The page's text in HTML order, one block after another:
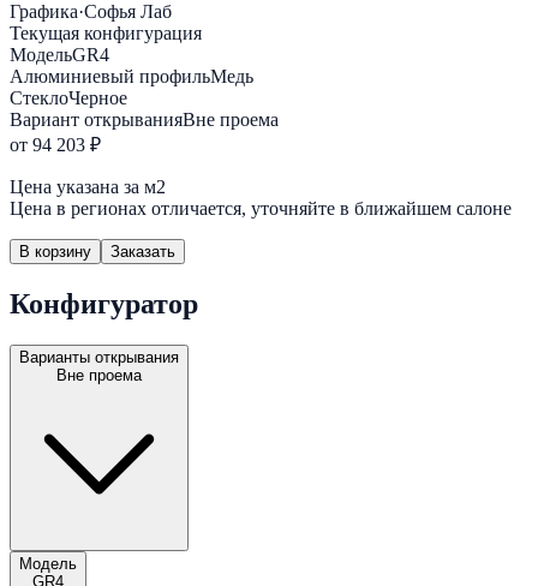
Графика·Софья Лаб
Текущая конфигурация
МодельGR4
Алюминиевый профильМедь
СтеклоЧерное
Вариант открыванияВне проема
от 94 203 ₽
Цена указана за м2
Цена в регионах отличается, уточняйте в ближайшем салоне
В корзину Заказать
Конфигуратор
Варианты открывания
Вне проема
Модель
GR4